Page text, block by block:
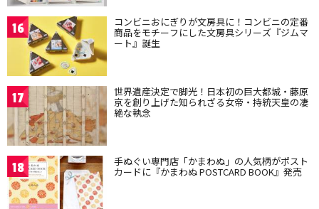
16 コンビニおにぎりが文房具に！コンビニの定番
商品をモチーフにした文房具シリーズ『ジムマ
ート』誕生
17 世界遺産決定で脚光！日本初の巨大都城・藤原
京を創り上げた知られざる女帝・持統天皇の凄
絶な執念
18 手ぬぐい専門店「かまわぬ」の人気柄がポスト
カードに『かまわぬ POSTCARD BOOK』発売